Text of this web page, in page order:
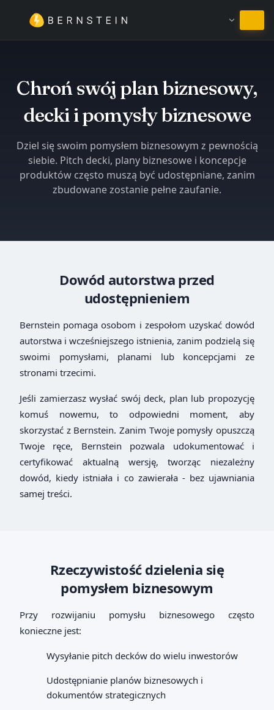
Pozostań w języku Polski
Chroń swój plan biznesowy,
decki i pomysły biznesowe
Dziel się swoim pomysłem biznesowym z pewnością
siebie. Pitch decki, plany biznesowe i koncepcje
produktów często muszą być udostępniane, zanim
zbudowane zostanie pełne zaufanie.
Dowód autorstwa przed
udostępnieniem
Bernstein pomaga osobom i zespołom uzyskać dowód
autorstwa i wcześniejszego istnienia, zanim podzielą się
swoimi pomysłami, planami lub koncepcjami ze
stronami trzecimi.
Jeśli zamierzasz wysłać swój deck, plan lub propozycję
komuś nowemu, to odpowiedni moment, aby
skorzystać z Bernstein. Zanim Twoje pomysły opuszczą
Twoje ręce, Bernstein pozwala udokumentować i
certyfikować aktualną wersję, tworząc niezależny
dowód, kiedy istniała i co zawierała - bez ujawniania
samej treści.
Rzeczywistość dzielenia się
pomysłem biznesowym
Przy rozwijaniu pomysłu biznesowego często
konieczne jest:
Wysyłanie pitch decków do wielu inwestorów
Udostępnianie planów biznesowych i
dokumentów strategicznych